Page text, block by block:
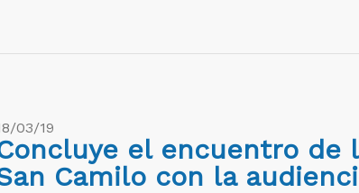
03/19
el encuentro de
Camilo con la